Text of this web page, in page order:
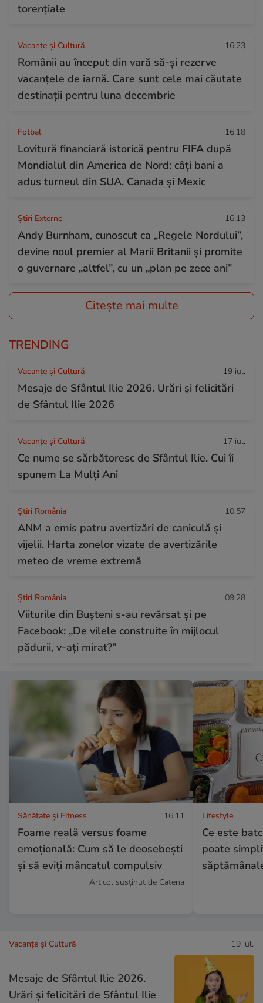
torențiale
Vacanțe și Cultură 16:23
Românii au început din vară să-și rezerve
vacanțele de iarnă. Care sunt cele mai căutate
destinații pentru luna decembrie
Fotbal 16:18
Lovitură financiară istorică pentru FIFA după
Mondialul din America de Nord: câți bani a
adus turneul din SUA, Canada și Mexic
Știri Externe 16:13
Andy Burnham, cunoscut ca „Regele Nordului”,
devine noul premier al Marii Britanii și promite
o guvernare „altfel”, cu un „plan pe zece ani”
Citește mai multe
TRENDING
Vacanțe și Cultură 19 iul.
Mesaje de Sfântul Ilie 2026. Urări și felicitări
de Sfântul Ilie 2026
Vacanțe și Cultură 17 iul.
Ce nume se sărbătoresc de Sfântul Ilie. Cui îi
spunem La Mulți Ani
Știri România 10:57
ANM a emis patru avertizări de caniculă și
vijelii. Harta zonelor vizate de avertizările
meteo de vreme extremă
Știri România 09:28
Viiturile din Bușteni s-au revărsat și pe
Facebook: „De vilele construite în mijlocul
pădurii, v-ați mirat?”
Sănătate și Fitness 16:11
Foame reală versus foame
emoțională: Cum să le deosebești
și să eviți mâncatul compulsiv
Articol susținut de Catena
Lifestyle
Ce este
poate
Vacanțe și Cultură 19 iul.
Mesaje de Sfântul Ilie 2026.
Urări și felicitări de Sfântul Ilie